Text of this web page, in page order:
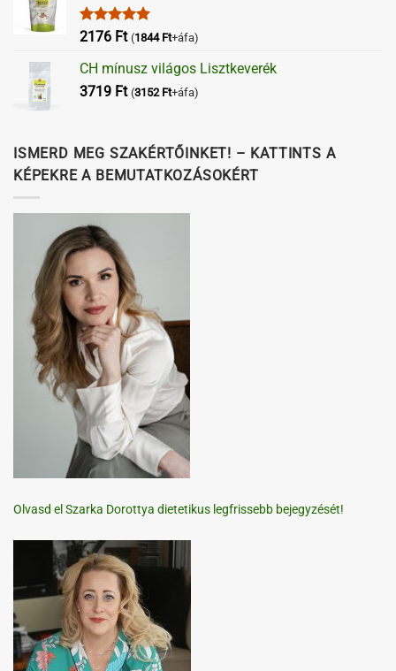
Értékelés:
2176 Ft (1844 Ft+áfa)
CH mínusz világos Lisztkeverék
3719 Ft (3152 Ft+áfa)
ISMERD MEG SZAKÉRTŐINKET! – KATTINTS A
KÉPEKRE A BEMUTATKOZÁSOKÉRT
Olvasd el Szarka Dorottya dietetikus legfrissebb bejegyzését!